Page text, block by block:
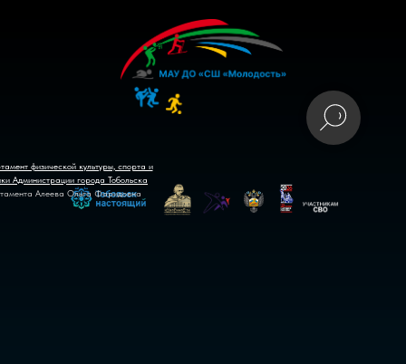
физической культуры, спорта и
Администрации города Тобольска
Алеева Ольга Фаридовна